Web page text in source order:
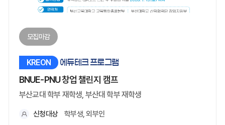
모집마감
KREON 에듀테크 프로그램
BNUE-PNU 창업 챌린지 캠프
부산교대 학부 재학생, 부산대 학부 재학생
신청대상 학부생, 외부인